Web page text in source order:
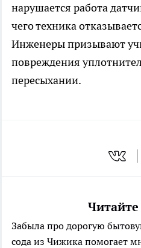
нарушается работа
чего техника
Инженеры призывают
повреждения
пересыхании.
Забыла про дорогую
сода из Чижика помогает